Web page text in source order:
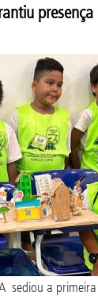
sediou a